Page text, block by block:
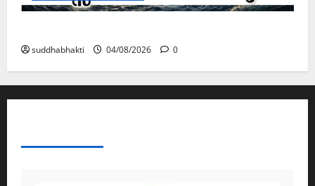
suddhabhakti 04/08/2026 0